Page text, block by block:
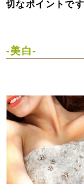
切なポイントです
-美白-